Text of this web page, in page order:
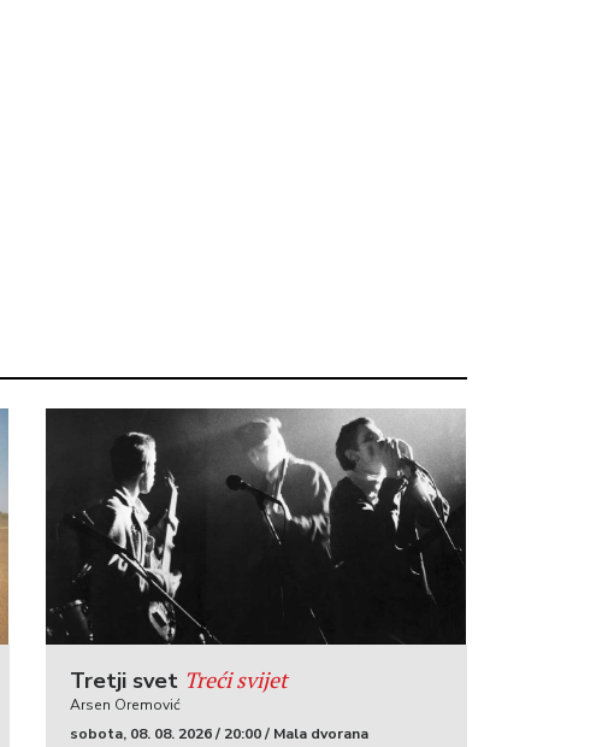
Tretji svet Treći svijet
Arsen Oremović
sobota, 08. 08. 2026 / 20:00 / Mala dvorana